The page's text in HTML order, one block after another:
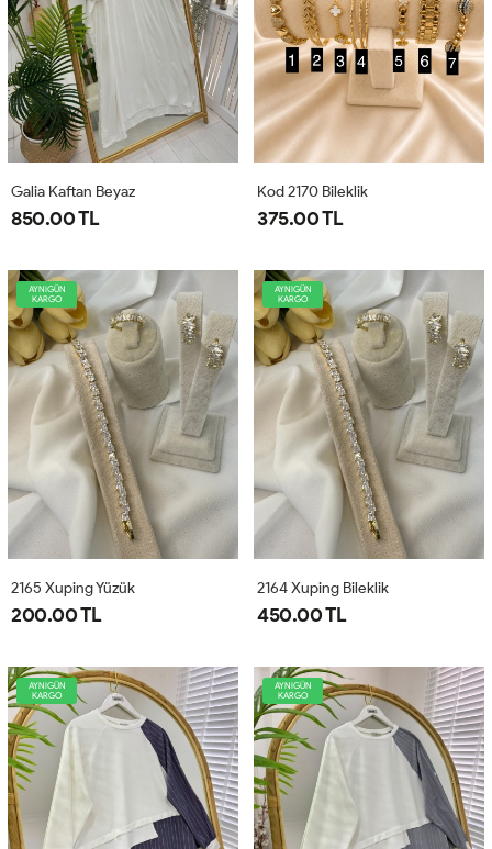
Galia Kaftan Beyaz
850.00 TL
Kod 2170 Bileklik
375.00 TL
AYNIGÜN
KARGO
2165 Xuping Yüzük
200.00 TL
AYNIGÜN
KARGO
2164 Xuping Bileklik
450.00 TL
AYNIGÜN
KARGO
AYNIGÜN
KARGO